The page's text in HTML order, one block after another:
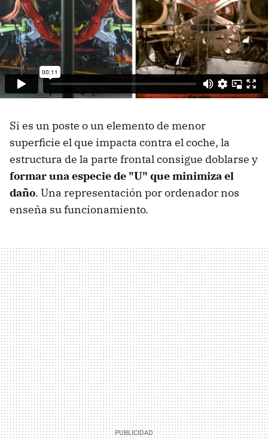
Si es un poste o un elemento de menor
superficie el que impacta contra el coche, la
estructura de la parte frontal consigue doblarse y
formar una especie de "U" que minimiza el
daño. Una representación por ordenador nos
enseña su funcionamiento.